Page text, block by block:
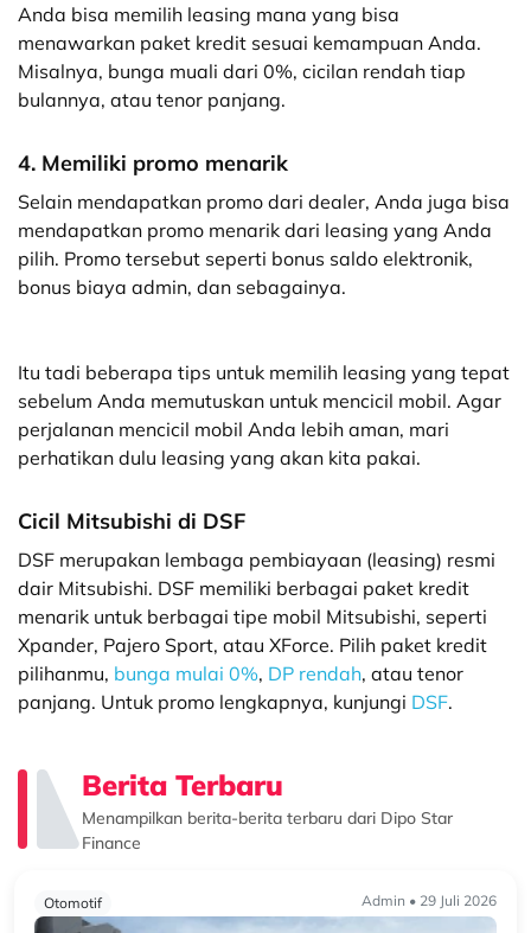
Anda bisa memilih leasing mana yang bisa
menawarkan paket kredit sesuai kemampuan Anda.
Misalnya, bunga muali dari 0%, cicilan rendah tiap
bulannya, atau tenor panjang.
4. Memiliki promo menarik
Selain mendapatkan promo dari dealer, Anda juga bisa
mendapatkan promo menarik dari leasing yang Anda
pilih. Promo tersebut seperti bonus saldo elektronik,
bonus biaya admin, dan sebagainya.
Itu tadi beberapa tips untuk memilih leasing yang tepat
sebelum Anda memutuskan untuk mencicil mobil. Agar
perjalanan mencicil mobil Anda lebih aman, mari
perhatikan dulu leasing yang akan kita pakai.
Cicil Mitsubishi di DSF
DSF merupakan lembaga pembiayaan (leasing) resmi
dair Mitsubishi. DSF memiliki berbagai paket kredit
menarik untuk berbagai tipe mobil Mitsubishi, seperti
Xpander, Pajero Sport, atau XForce. Pilih paket kredit
pilihanmu, bunga mulai 0%, DP rendah, atau tenor
panjang. Untuk promo lengkapnya, kunjungi DSF.
Berita Terbaru
Menampilkan berita-berita terbaru dari Dipo Star
Finance
Otomotif Admin • 29 Juli 2026